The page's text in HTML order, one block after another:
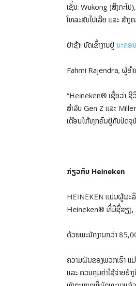
ເຊັ່ນ: Wukong (ສິງກະໂ
ໂທລະສັບໄປເລີຍ ແລະ ສ້າ
ຢ່າຊ້າ! ບັດເຂົ້າງານຢູ່ ນະຄອ
Fahmi Rajendra, ຜູ້ອຳ
“Heineken® ເຊື່ອວ່າ ຊີ
ສຳລັບ Gen Z ແລະ
ເຕືອນໃຫ້ທຸກຄົນຢູ່ກັບປັດຈຸ
ກ່ຽວກັບ Heineken
HEINEKEN ແມ່ນຜູ້ຜະລິ
Heineken® ທີ່ມີຊື່ສຽງ,
ດ້ວຍພະນັກງານກວ່າ
ຄວາມຝັນຂອງພວກເຮົາ ແ
ແລະ ຄວບຄຸມຄ່າໃຊ້ຈ່າຍຢ່